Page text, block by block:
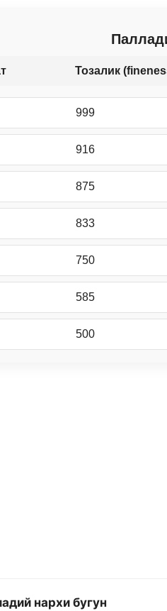
Тозалик
999
916
875
833
750
585
500
нархи бугун